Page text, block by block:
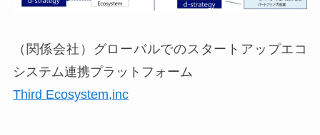
（関係会社）グローバルでのスタートアップエコ
システム連携プラットフォーム
Third Ecosystem,inc